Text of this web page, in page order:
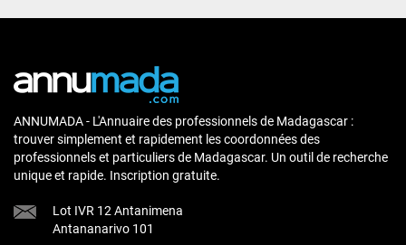
ANNUMADA - L'Annuaire des professionnels de Madagascar :
trouver simplement et rapidement les coordonnées des
professionnels et particuliers de Madagascar. Un outil de recherche
unique et rapide. Inscription gratuite.
Lot IVR 12 Antanimena
Antananarivo 101